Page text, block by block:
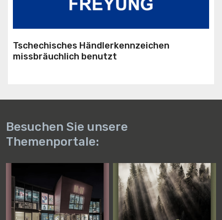
Tschechisches Händlerkennzeichen
missbräuchlich benutzt
Besuchen Sie unsere
Themenportale: